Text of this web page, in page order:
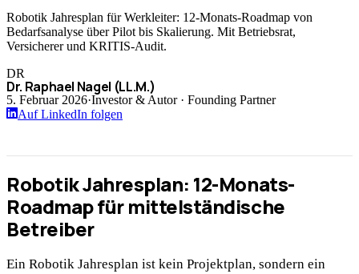
Robotik Jahresplan für Werkleiter: 12-Monats-Roadmap von
Bedarfsanalyse über Pilot bis Skalierung. Mit Betriebsrat,
Versicherer und KRITIS-Audit.
DR
Dr. Raphael Nagel (LL.M.)
5. Februar 2026·Investor & Autor · Founding Partner
Auf LinkedIn folgen
Robotik Jahresplan: 12-Monats-
Roadmap für mittelständische
Betreiber
Ein Robotik Jahresplan ist kein Projektplan, sondern ein